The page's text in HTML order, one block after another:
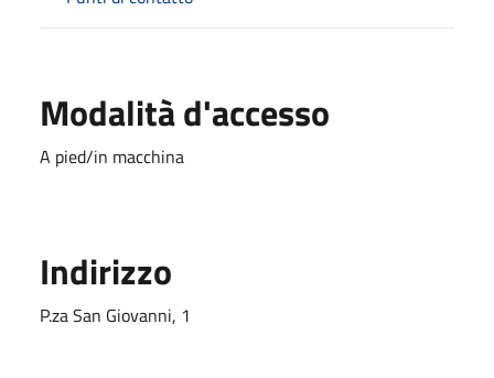
Modalità d'accesso
A pied/in macchina
Indirizzo
P.za San Giovanni, 1